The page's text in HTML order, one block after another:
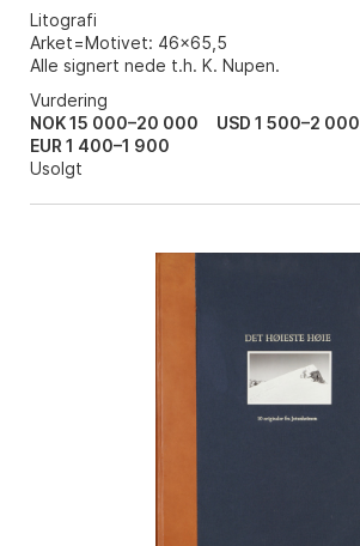
Litografi
Arket=Motivet: 46x65,5
Alle signert nede t.h. K. Nupen.
Vurdering
NOK 15 000–20 000
USD 1 500–2 000
EUR 1 400–1 900
Usolgt